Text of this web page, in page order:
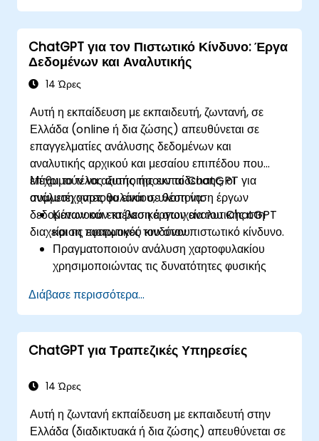
ChatGPT για τον Πιστωτικό Κίνδυνο: Έργα
Δεδομένων και Αναλυτικής
14 Ώρες
Αυτή η εκπαίδευση με εκπαιδευτή, ζωντανή, σε
Ελλάδα (online ή δια ζώσης) απευθύνεται σε
επαγγελματίες ανάλυσης δεδομένων και
αναλυτικής αρχικού και μεσαίου επιπέδου που
επιθυμούν να αξιοποιήσουν το ChatGPT για
ανάλυση χαρτοφυλακίου, υλοποίηση έργων
δεδομένων και εκτέλεση έργων αναλυτικής στη
διαχείριση πιστωτικού κινδύνου.
Μέχρι το τέλος αυτής της εκπαίδευσης, οι
συμμετέχοντες θα είναι σε θέση να:
Κατανοούν τα βασικά στοιχεία του ChatGPT
και τις εφαρμογές του στον πιστωτικό κίνδυνο.
Πραγματοποιούν ανάλυση χαρτοφυλακίου
χρησιμοποιώντας τις δυνατότητες φυσικής
Υλοποιούν έργα δεδομένων και αναλυτικής με
τη βοήθεια του ChatGPT.
Εξορθολογίζουν τις διαδικασίες λήψης
αποφάσεων χρησιμοποιώντας το ChatGPT
Εντοπίζουν τις βέλτιστες πρακτικές για την
διαχείρισης κινδύνου.
Διάβασε περισσότερα...
ChatGPT για Τραπεζικές Υπηρεσίες
14 Ώρες
Αυτή η ζωντανή εκπαίδευση με εκπαιδευτή στην
Ελλάδα (διαδικτυακά ή δια ζώσης) απευθύνεται σε